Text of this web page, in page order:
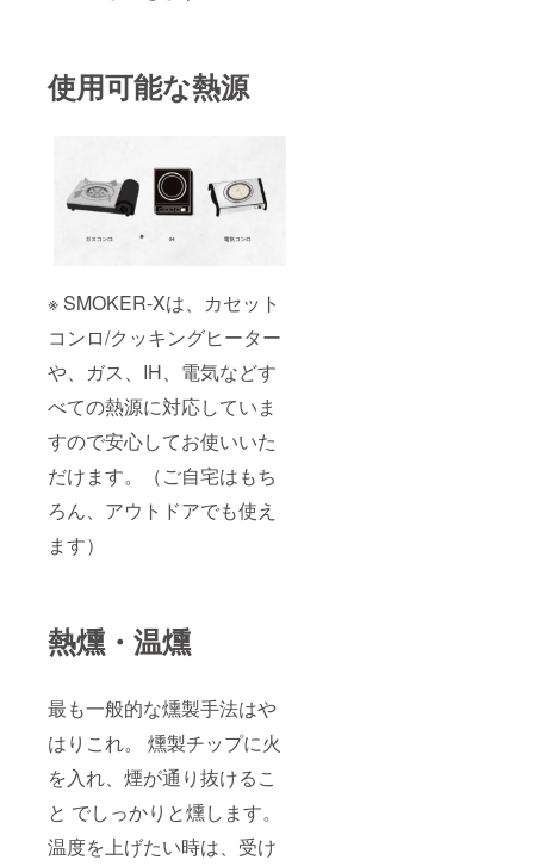
使用可能な熱源
※ SMOKER-Xは、カセット
コンロ/クッキングヒーター
や、ガス、IH、電気などす
べての熱源に対応していま
すので安心してお使いいた
だけます。（ご自宅はもち
ろん、アウトドアでも使え
ます）
熱燻・温燻
最も一般的な燻製手法はや
はりこれ。 燻製チップに火
を入れ、煙が通り抜けるこ
と でしっかりと燻します。
温度を上げたい時は、受け